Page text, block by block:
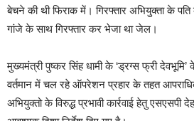
बेचने की थी फिराक में। गिरफ्तार अभियुक्ता के पति
गांजे के साथ गिरफ्तार कर भेजा था जेल।
मुख्यमंत्री पुष्कर सिंह धामी के ‘ड्रग्स फ्री
वर्तमान में चल रहे ऑपरेशन प्रहार के तहत
अभियुक्तो के विरुद्ध प्रभावी कार्रवाई हेतु एसएसपी